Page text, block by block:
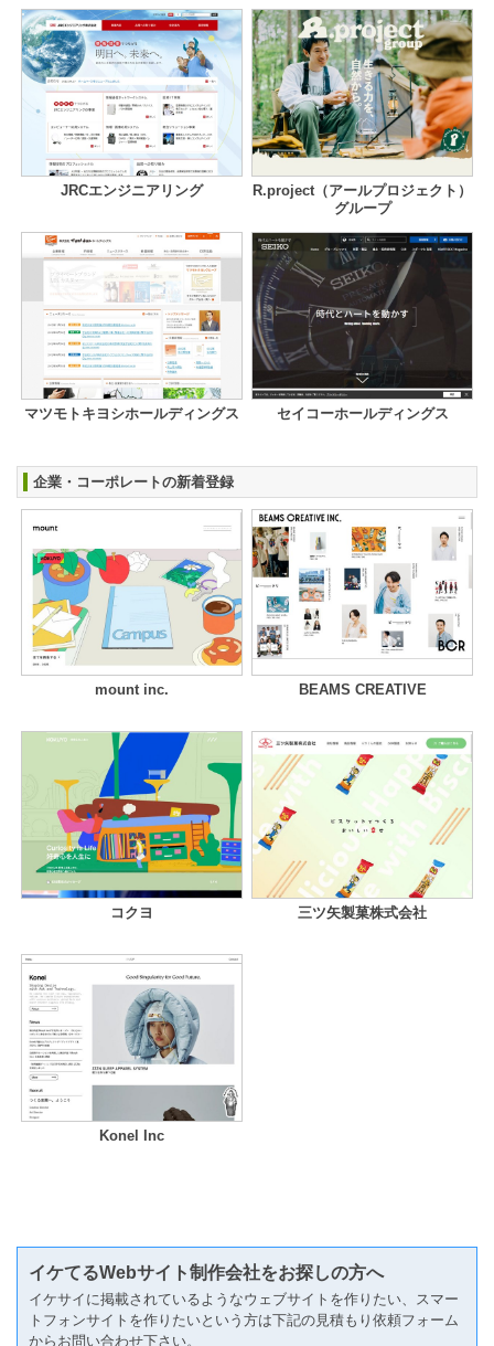
JRCエンジニアリング
R.project（アールプロジェクト）
グループ
マツモトキヨシホールディングス セイコーホールディングス
企業・コーポレートの新着登録
mount inc. BEAMS CREATIVE
コクヨ 三ツ矢製菓株式会社
Konel Inc
イケてるWebサイト制作会社をお探しの方へ
イケサイに掲載されているようなウェブサイトを作りたい、スマー
トフォンサイトを作りたいという方は下記の見積もり依頼フォーム
からお問い合わせ下さい。